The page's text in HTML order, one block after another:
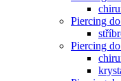
Piercing
Piercing